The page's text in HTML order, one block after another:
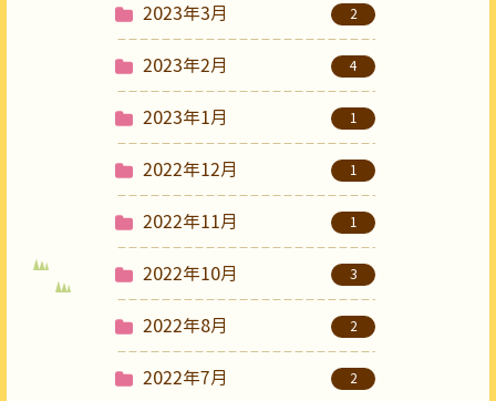
2023年3月 2
2023年2月 4
2023年1月 1
2022年12月 1
2022年11月 1
2022年10月 3
2022年8月 2
2022年7月 2